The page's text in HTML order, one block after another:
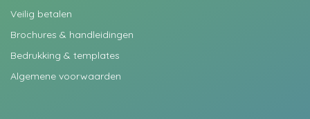
Veilig betalen
Brochures & handleidingen
Bedrukking & templates
Algemene voorwaarden